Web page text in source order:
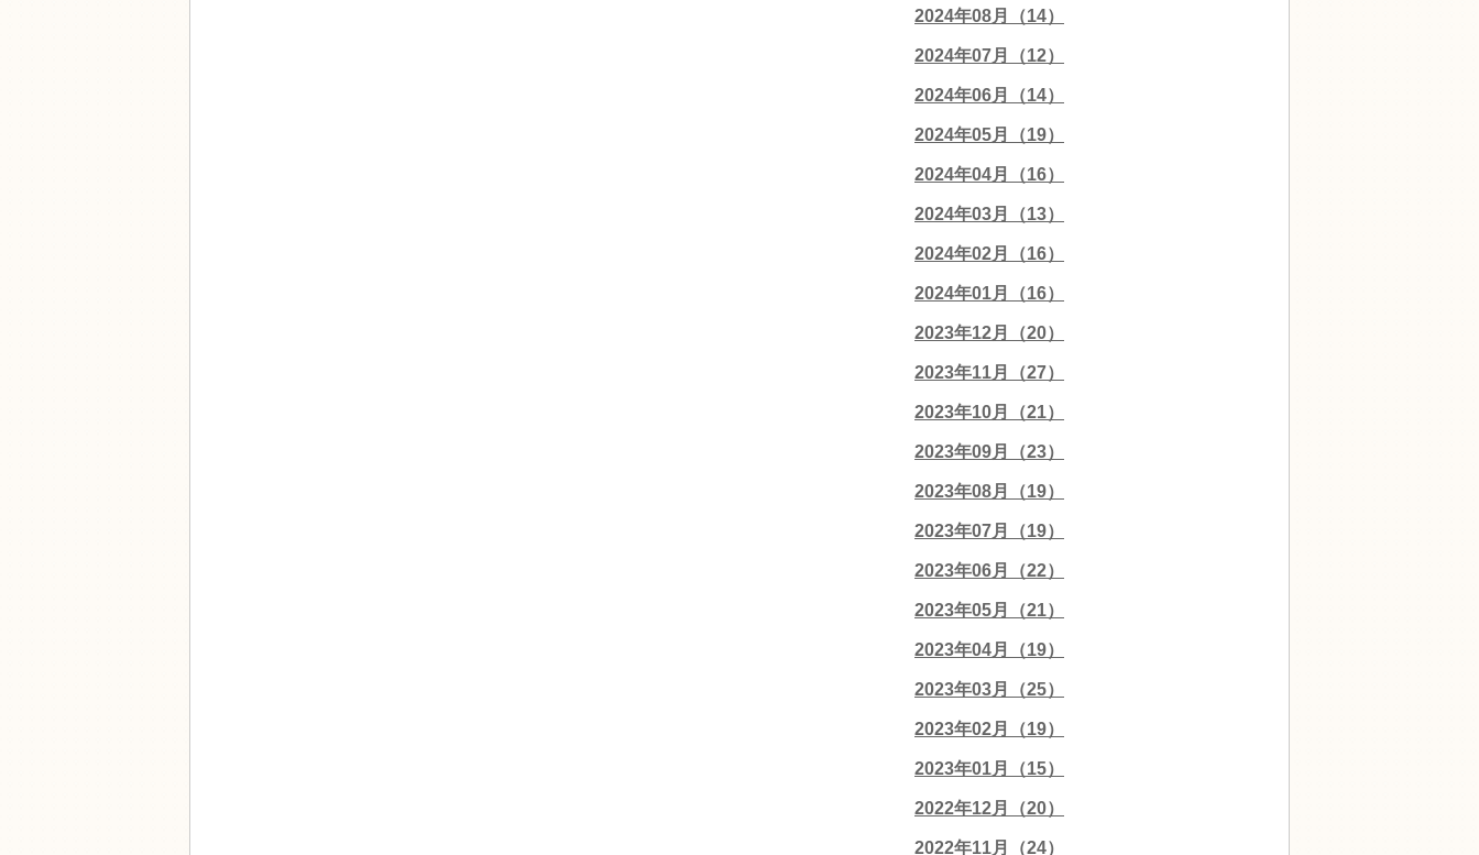
2024年08月（14）
2024年07月（12）
2024年06月（14）
2024年05月（19）
2024年04月（16）
2024年03月（13）
2024年02月（16）
2024年01月（16）
2023年12月（20）
2023年11月（27）
2023年10月（21）
2023年09月（23）
2023年08月（19）
2023年07月（19）
2023年06月（22）
2023年05月（21）
2023年04月（19）
2023年03月（25）
2023年02月（19）
2023年01月（15）
2022年12月（20）
2022年11月（24）